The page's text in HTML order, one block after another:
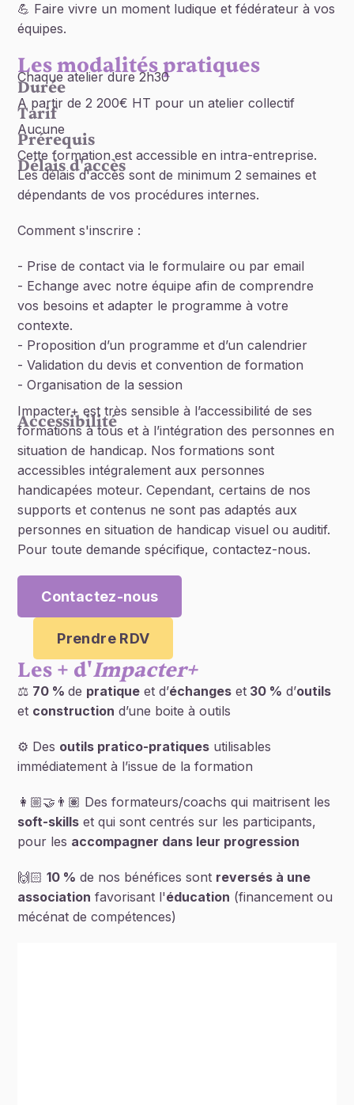
💪 Faire vivre un moment ludique et fédérateur à vos
équipes.
Les modalités pratiques
Durée
Chaque atelier dure 2h30
Tarif
A partir de 2 200€ HT pour un atelier collectif
Prérequis
Aucune
Délais d'accès
Cette formation est accessible en intra-entreprise.
Les délais d'accès sont de minimum 2 semaines et
dépendants de vos procédures internes.
Comment s'inscrire :
- Prise de contact via le formulaire ou par email
- Echange avec notre équipe afin de comprendre
vos besoins et adapter le programme à votre
contexte.
- Proposition d’un programme et d’un calendrier
- Validation du devis et convention de formation
- Organisation de la session
Accessibilité
Impacter+ est très sensible à l’accessibilité de ses
formations à tous et à l’intégration des personnes en
situation de handicap. Nos formations sont
accessibles intégralement aux personnes
handicapées moteur. Cependant, certains de nos
supports et contenus ne sont pas adaptés aux
personnes en situation de handicap visuel ou auditif.
Pour toute demande spécifique, contactez-nous.
Contactez-nous
Prendre RDV
Les + d'Impacter+
⚖️ 70 %de pratique et d’échanges et 30 % d’outils
et construction d’une boite à outils
⚙️ Des outils pratico-pratiques utilisables
immédiatement à l’issue de la formation
👩🏼🤝👨🏽 Des formateurs/coachs qui maitrisent les
soft-skills et qui sont centrés sur les participants,
pour les accompagner dans leur progression
🙌🏻10 % de nos bénéfices sont reversés à une
association favorisant l'éducation (financement ou
mécénat de compétences)